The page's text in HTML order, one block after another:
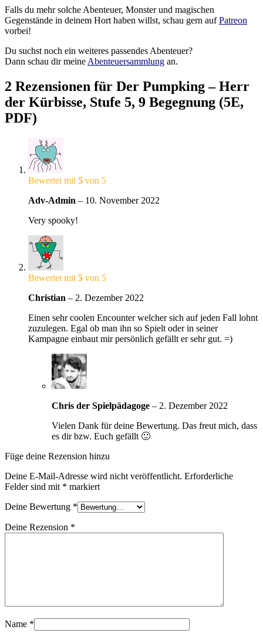
Falls du mehr solche Abenteuer, Monster und magischen
Gegenstände in deinem Hort haben willst, schau gern aufPatreon
vorbei!
Du suchst noch ein weiteres passendes Abenteuer?
Dann schau dir meine Abenteuersammlung an.
2 Rezensionen für Der Pumpking – Herr
der Kürbisse, Stufe 5, 9 Begegnung (5E,
PDF)
Bewertet mit 5 von 5
Adv-Admin – 10. November 2022
Very spooky!
Bewertet mit 5 von 5
Christian – 2. Dezember 2022
Einen sehr coolen Encounter welcher sich auf jeden Fall lohnt
zuzulegen. Egal ob man ihn so Spielt oder in seiner
Kampagne einbaut mir persönlich gefällt er sehr gut. =)
Chris der Spielpädagoge – 2. Dezember 2022
Vielen Dank für deine Bewertung. Das freut mich, dass
es dir bzw. Euch gefällt 🙂
Füge deine Rezension hinzu
Deine E-Mail-Adresse wird nicht veröffentlicht. Erforderliche
Felder sind mit * markiert
Deine Bewertung *
Deine Rezension *
Name *